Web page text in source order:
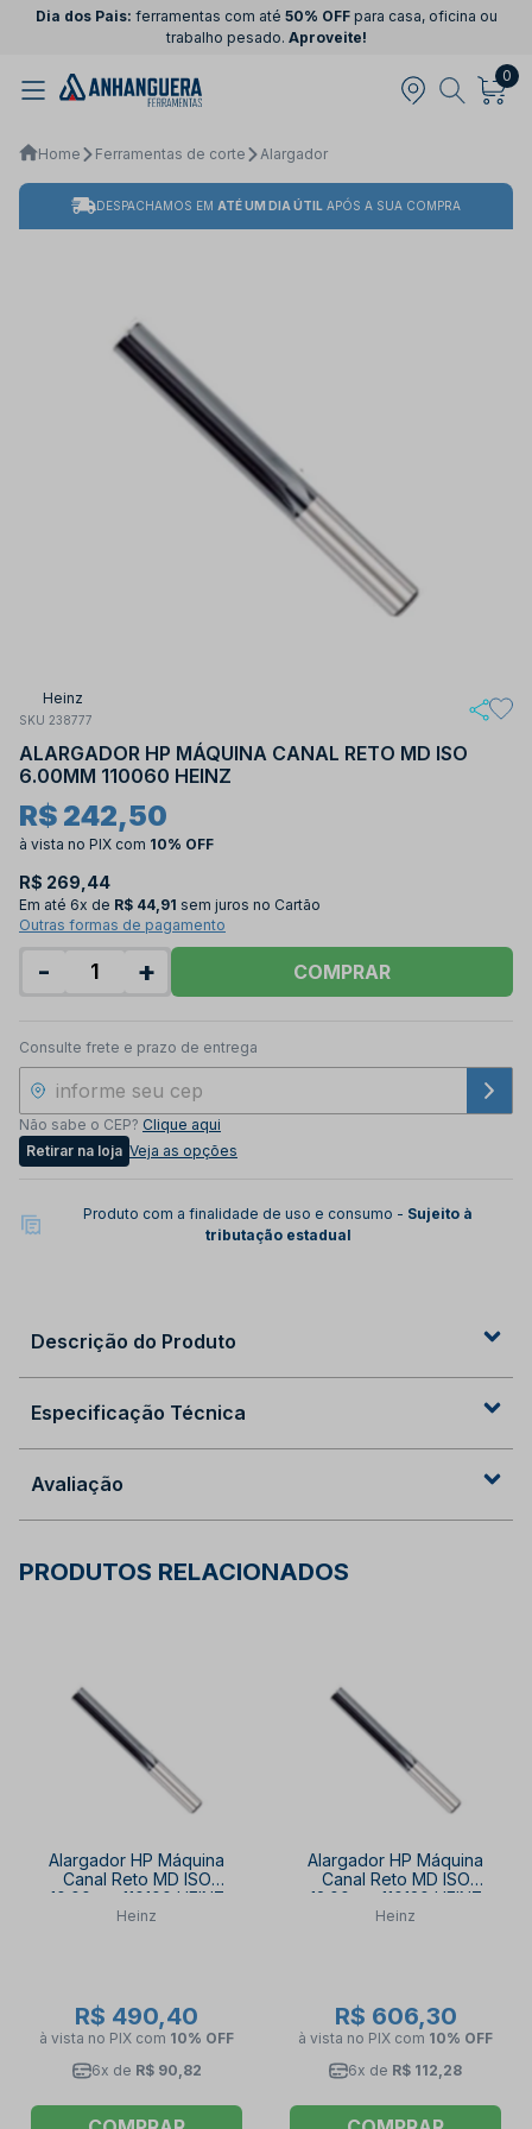
Dia dos Pais: ferramentas com até 50% OFFpara casa, oficina ou
trabalho pesado. Aproveite!
0
Home Ferramentas de corte Alargador
DESPACHAMOS EM ATÉ UM DIA ÚTIL APÓS A SUA COMPRA
Heinz
SKU 238777
ALARGADOR HP MÁQUINA CANAL RETO MD ISO
6.00MM 110060 HEINZ
R$ 242,50
à vista no PIX com 10% OFF
R$ 269,44
Em até 6x de R$ 44,91 sem juros no Cartão
Outras formas de pagamento
- + COMPRAR
Consulte frete e prazo de entrega
Não sabe o CEP? Clique aqui
Retirar na loja Veja as opções
Produto com a finalidade de uso e consumo - Sujeito à
tributação estadual
Descrição do Produto
Especificação Técnica
Avaliação
PRODUTOS RELACIONADOS
Alargador HP Máquina
Canal Reto MD ISO
10.00mm 110100 HEINZ
Heinz
R$ 490,40
à vista no PIX com 10% OFF
6x de R$ 90,82
Alargador HP Máquina
Canal Reto MD ISO
12.00mm 110120 HEINZ
Heinz
R$ 606,30
à vista no PIX com 10% OFF
6x de R$ 112,28